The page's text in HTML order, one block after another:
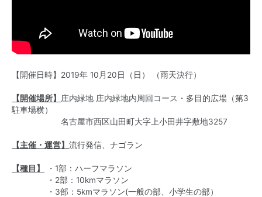
【開催日時】2019年 10月20日（日） （雨天決行）
【開催場所】 庄内緑地 庄内緑地内周回コース・多目的広場（第3
駐車場横）
名古屋市西区山田町大字上小田井字敷地3257
【主催・運営】 流行発信、ナゴラン
【種目】
・1部：ハーフマラソン
・2部：10kmマラソン
・3部：5kmマラソン(一般の部、小学生の部）